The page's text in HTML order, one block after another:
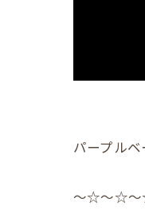
パープル
〜☆〜☆